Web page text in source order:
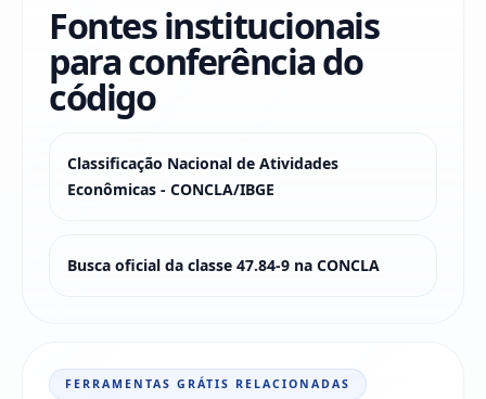
Fontes institucionais
para conferência do
código
Classificação Nacional de Atividades
Econômicas - CONCLA/IBGE
Busca oficial da classe 47.84-9 na CONCLA
FERRAMENTAS GRÁTIS RELACIONADAS